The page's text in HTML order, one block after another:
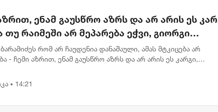
ენამ გაუსწრო აზრს და არ არის ეს
თუ რაიმეში არ მეპარება ეჭვი, გიორგი
პატრიოტიზმია - ნიკა გვარამია
რომ არ ჩაუდენია დანაშაული, ამას მტკიცება არ
- ჩემი აზრით, ენამ გაუსწრო აზრს და არ არის ეს კარგი,
ცვლ...
• 14:21